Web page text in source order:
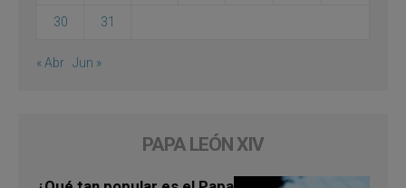
30 31
« Abr Jun »
PAPA LEÓN XIV